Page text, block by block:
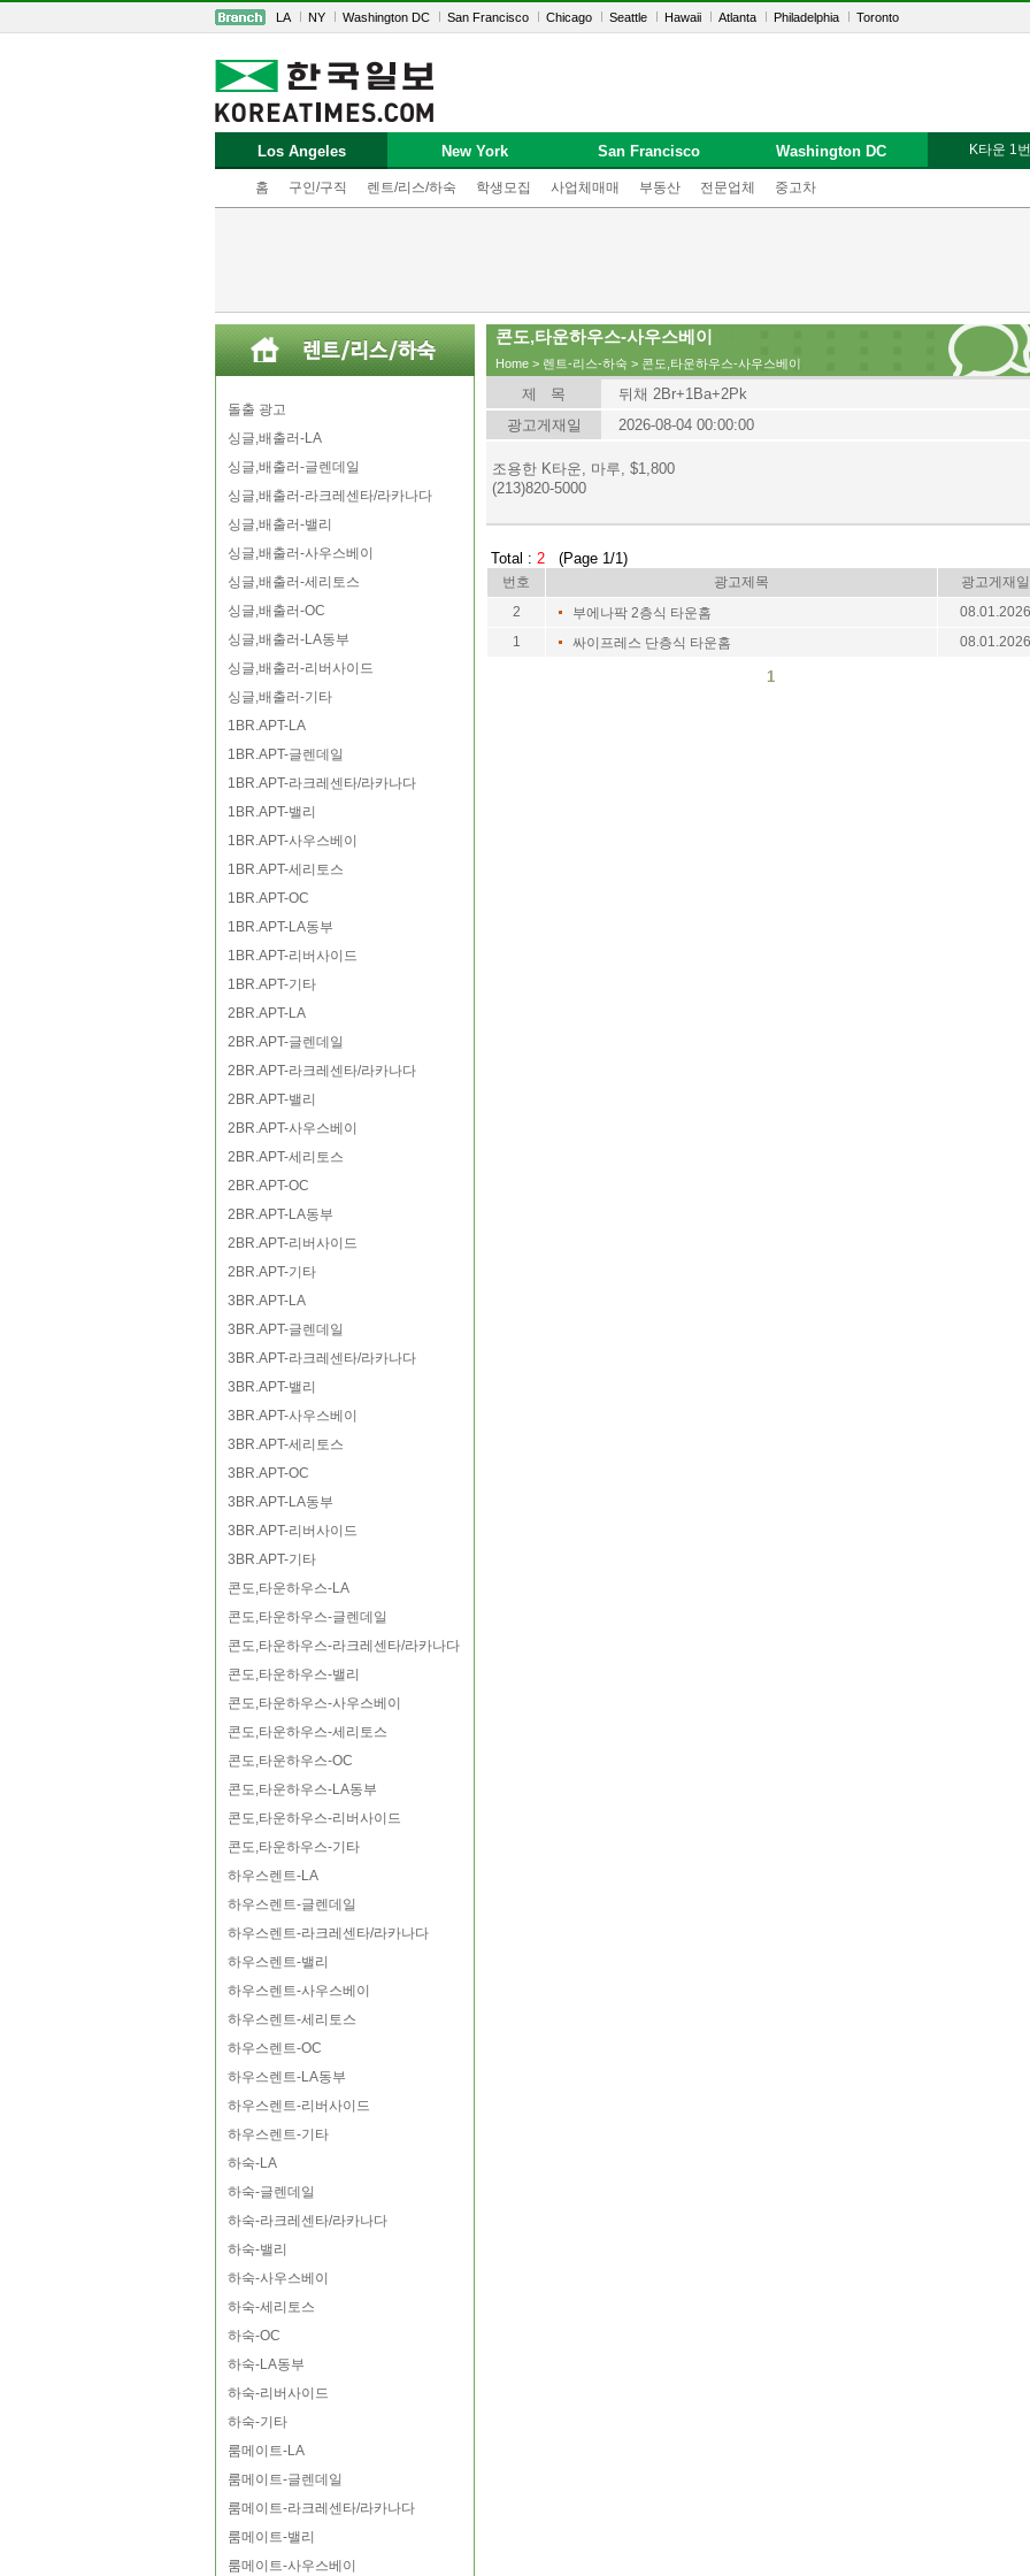
LA NY Washington DC San Francisco Chicago Seattle Hawaii Atlanta Philadelphia Toronto
Los Angeles
홈 구인/구직 렌트/리스/하숙 학생모집 사업체매매 부동산 전문업체 중고차
New York San Francisco Washington DC K타운 1
돌출 광고
싱글,배출러-LA
싱글,배출러-글렌데일
싱글,배출러-라크레센타/라카나다
싱글,배출러-밸리
싱글,배출러-사우스베이
싱글,배출러-세리토스
싱글,배출러-OC
싱글,배출러-LA동부
싱글,배출러-리버사이드
싱글,배출러-기타
1BR.APT-LA
1BR.APT-글렌데일
1BR.APT-라크레센타/라카나다
1BR.APT-밸리
1BR.APT-사우스베이
1BR.APT-세리토스
1BR.APT-OC
1BR.APT-LA동부
1BR.APT-리버사이드
1BR.APT-기타
2BR.APT-LA
2BR.APT-글렌데일
2BR.APT-라크레센타/라카나다
2BR.APT-밸리
2BR.APT-사우스베이
2BR.APT-세리토스
2BR.APT-OC
2BR.APT-LA동부
2BR.APT-리버사이드
2BR.APT-기타
3BR.APT-LA
3BR.APT-글렌데일
3BR.APT-라크레센타/라카나다
3BR.APT-밸리
3BR.APT-사우스베이
3BR.APT-세리토스
3BR.APT-OC
3BR.APT-LA동부
3BR.APT-리버사이드
3BR.APT-기타
콘도,타운하우스-LA
콘도,타운하우스-글렌데일
콘도,타운하우스-라크레센타/라카나다
콘도,타운하우스-밸리
콘도,타운하우스-사우스베이
콘도,타운하우스-세리토스
콘도,타운하우스-OC
콘도,타운하우스-LA동부
콘도,타운하우스-리버사이드
콘도,타운하우스-기타
하우스렌트-LA
하우스렌트-글렌데일
하우스렌트-라크레센타/라카나다
하우스렌트-밸리
하우스렌트-사우스베이
하우스렌트-세리토스
하우스렌트-OC
하우스렌트-LA동부
하우스렌트-리버사이드
하우스렌트-기타
하숙-LA
하숙-글렌데일
하숙-라크레센타/라카나다
하숙-밸리
하숙-사우스베이
하숙-세리토스
하숙-OC
하숙-LA동부
하숙-리버사이드
하숙-기타
룸메이트-LA
룸메이트-글렌데일
룸메이트-라크레센타/라카나다
룸메이트-밸리
룸메이트-사우스베이
콘도,타운하우스-사우스베이
Home > 렌트-리스-하숙 > 콘도,타운하우스-사우스베이
제 목
뒤채 2Br+1Ba+2Pk
광고게재일
2026-08-04 00:00:00
조용한 K타운, 마루, $1,800
(213)820-5000
Total : 2 (Page 1/1)
번호 광고제목
광고게재일
2
부에나팍 2층식 타운홈
08.01.2026
1
싸이프레스 단층식 타운홈 08.01.2026
1